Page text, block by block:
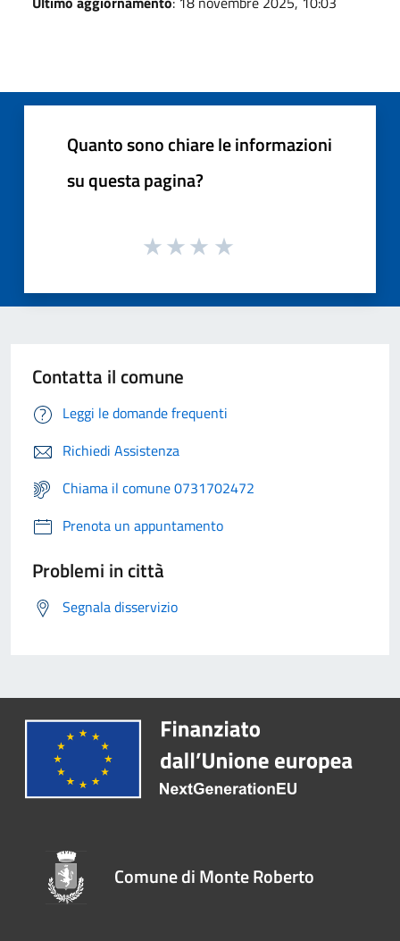
Quanto sono chiare le informazioni
su questa pagina?
Contatta il comune
Leggi le domande frequenti
Richiedi Assistenza
Chiama il comune 0731702472
Prenota un appuntamento
Problemi in città
Segnala disservizio
Comune di Monte Roberto